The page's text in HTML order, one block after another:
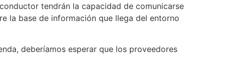
tendrán la capacidad de comunicarse
la base de información que llega del entorno
deberíamos esperar que los proveedores